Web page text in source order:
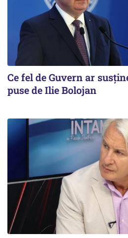
Ce fel de Guvern ar
puse de Ilie Bolojan